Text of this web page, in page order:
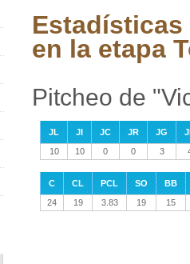
en la etapa
Pitcheo de
JL JI JC JR JG
10
10 0 0 3
C CL PCL SO
BB
24
19 3.83 19 15